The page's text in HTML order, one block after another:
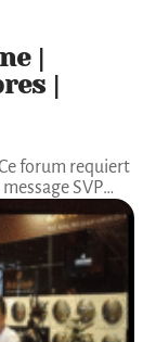
|
|
forum requiert
SVP…